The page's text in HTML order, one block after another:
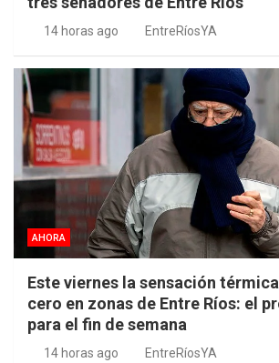
14 horas ago EntreRíosYA
AHORA
Este viernes la sensación
cero en zonas de Entre Ríos: el
para el fin de semana
14 horas ago EntreRíosYA